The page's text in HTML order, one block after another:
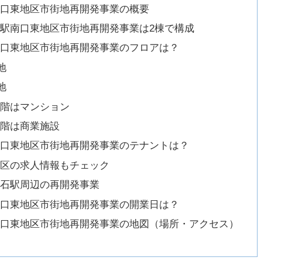
東地区市街地再開発事業の概要
南口東地区市街地再開発事業は2棟で構成
東地区市街地再開発事業のフロアは？
はマンション
は商業施設
東地区市街地再開発事業のテナントは？
の求人情報もチェック
駅周辺の再開発事業
東地区市街地再開発事業の開業日は？
東地区市街地再開発事業の地図（場所・アクセス）